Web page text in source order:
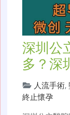
深圳公
多？深
人流手術,
終止懷孕